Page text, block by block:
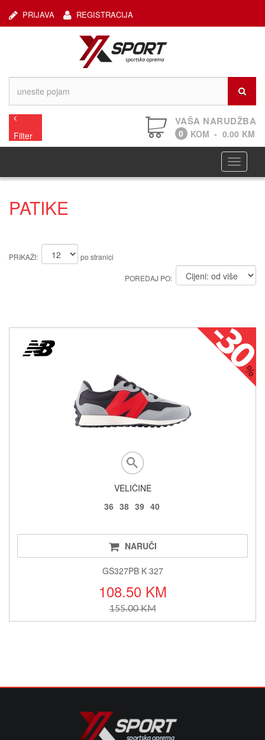
REGISTRACIJA
PRIJAVA
Filter
VAŠA NARUDŽBA
0 KOM - 0.00 KM
PATIKE
PRIKAŽI: po stranici
POREDAJ PO:
VELIČINE
36 38 39 40
NARUČI
GS327PB K 327
108.50 KM
155.00 KM